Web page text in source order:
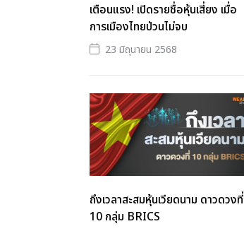
เตือนแรง! เปิดรายชื่อหุ้นเสี่ยง เมื่อ
การเมืองไทยป่วนไม่จบ
23 มิถุนายน 2568
ถึงเวลาสะสมหุ้นเวียดนาม ดาวดวงที่
10 กลุ่ม BRICS